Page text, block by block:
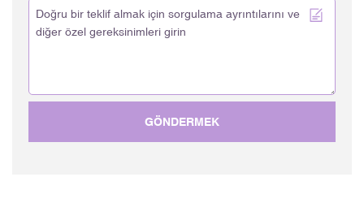
GÖNDERMEK